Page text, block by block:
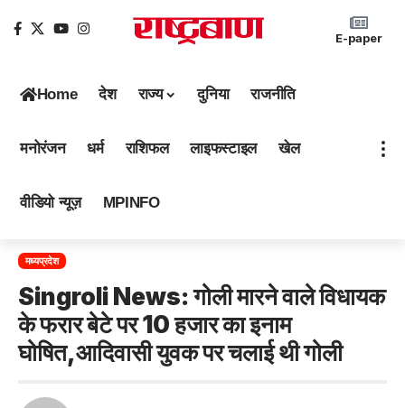
E-paper
Home देश राज्य दुनिया राजनीति
मनोरंजन धर्म राशिफल लाइफस्टाइल खेल
वीडियो न्यूज़ MPINFO
मध्यप्रदेश
Singroli News: गोली मारने वाले विधायक
के फरार बेटे पर 10 हजार का इनाम
घोषित,आदिवासी युवक पर चलाई थी गोली